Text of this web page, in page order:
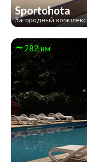
Sportohota
Загородный комплекс
282 км